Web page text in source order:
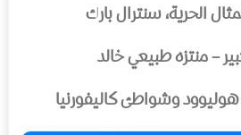
الحرية، سنترال بارك
– منتزه طبيعي خالد
وشواطئ كاليفورنيا